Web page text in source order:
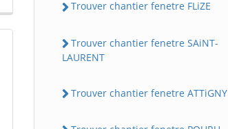
Trouver chantier fenetre FLiZE
Trouver chantier fenetre SAiNT-
LAURENT
Trouver chantier fenetre ATTiGNY